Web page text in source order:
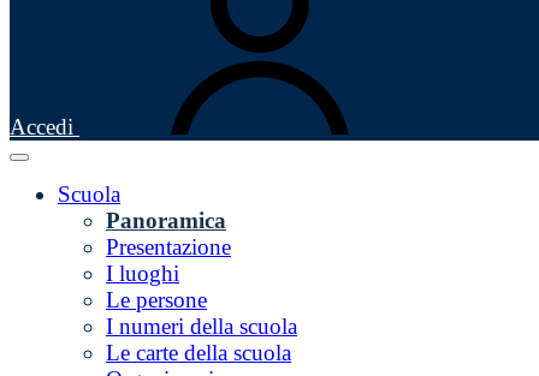
Accedi
Scuola
Panoramica
Presentazione
I luoghi
Le persone
I numeri della scuola
Le carte della scuola